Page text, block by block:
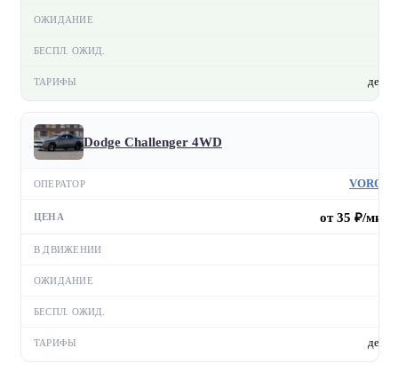
день
Dodge Challenger 4WD
VORON
от 35 ₽/мин
день